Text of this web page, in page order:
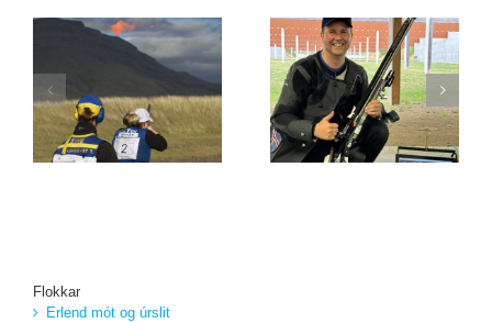
Jón Þór sigraði í
Svíþjóð
Evrópumeistaramótinu
í Króatíu lokið
Flokkar
Erlend mót og úrslit